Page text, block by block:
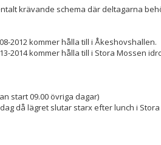
krävande schema där deltagarna
2012 kommer hålla till i Åkeshovshallen.
2014 kommer hålla till i Stora Mossen
start 09.00 övriga dagar)
då lägret slutar starx efter lunch i